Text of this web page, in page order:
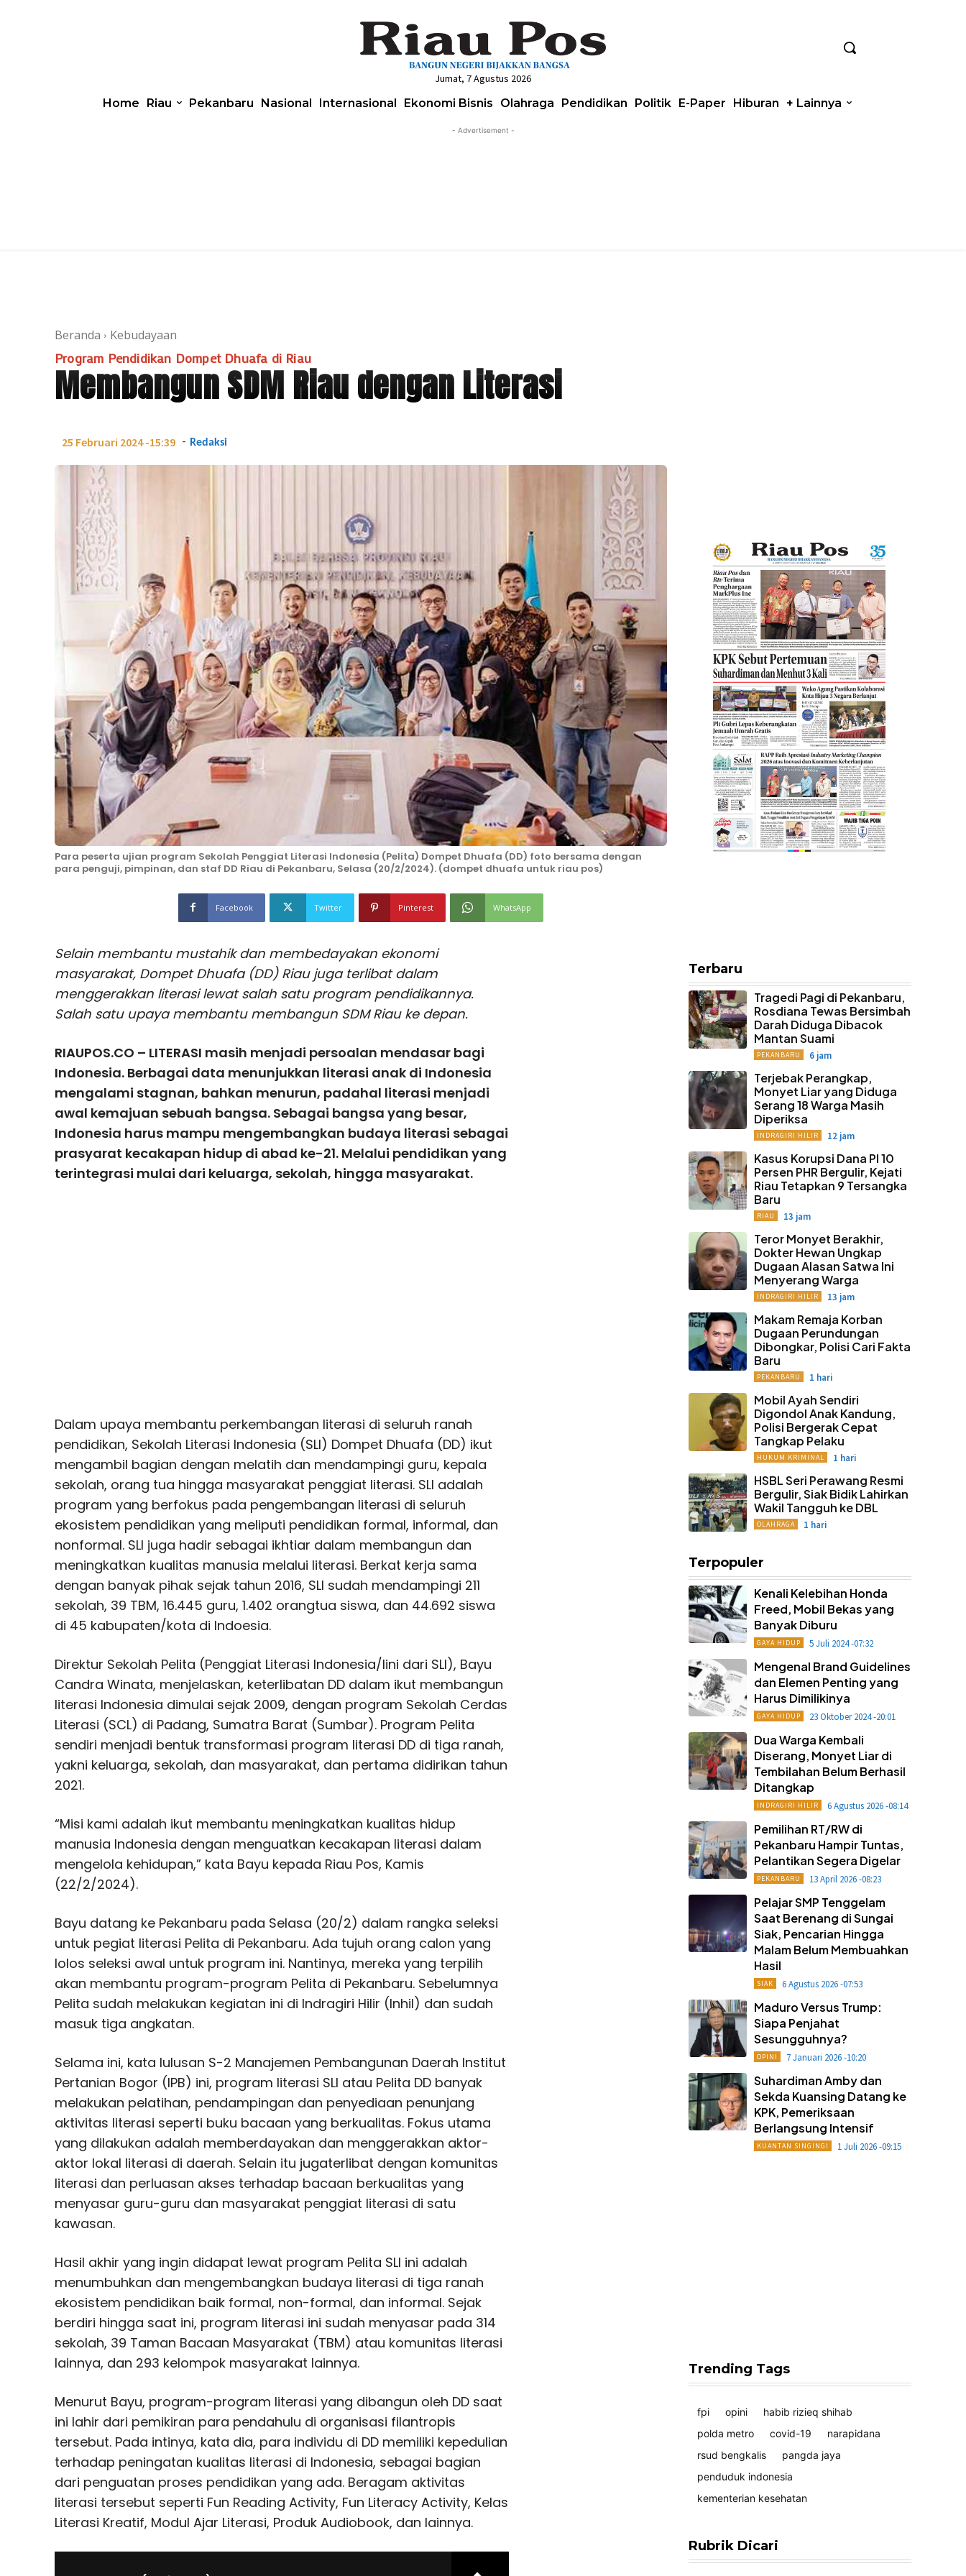
Jumat, 7 Agustus 2026
Home Riau Pekanbaru Nasional Internasional Ekonomi Bisnis Olahraga Pendidikan Politik E-Paper Hiburan + Lainnya
- Advertisement -
Beranda Kebudayaan
Program Pendidikan Dompet Dhuafa di Riau
Membangun SDM Riau dengan Literasi
25 Februari 2024 -15:39 - Redaksi
Para peserta ujian program Sekolah Penggiat Literasi Indonesia (Pelita) Dompet Dhuafa (DD) foto bersama dengan
para penguji, pimpinan, dan staf DD Riau di Pekanbaru, Selasa (20/2/2024). (dompet dhuafa untuk riau pos)
Facebook Twitter Pinterest WhatsApp
Selain membantu mustahik dan membedayakan ekonomi
masyarakat, Dompet Dhuafa (DD) Riau juga terlibat dalam
menggerakkan literasi lewat salah satu program pendidikannya.
Salah satu upaya membantu membangun SDM Riau ke depan.
RIAUPOS.CO – LITERASI masih menjadi persoalan mendasar bagi
Indonesia. Berbagai data menunjukkan literasi anak di Indonesia
mengalami stagnan, bahkan menurun, padahal literasi menjadi
awal kemajuan sebuah bangsa. Sebagai bangsa yang besar,
Indonesia harus mampu mengembangkan budaya literasi sebagai
prasyarat kecakapan hidup di abad ke-21. Melalui pendidikan yang
terintegrasi mulai dari keluarga, sekolah, hingga masyarakat.
Dalam upaya membantu perkembangan literasi di seluruh ranah
pendidikan, Sekolah Literasi Indonesia (SLI) Dompet Dhuafa (DD) ikut
mengambil bagian dengan melatih dan mendampingi guru, kepala
sekolah, orang tua hingga masyarakat penggiat literasi. SLI adalah
program yang berfokus pada pengembangan literasi di seluruh
ekosistem pendidikan yang meliputi pendidikan formal, informal, dan
nonformal. SLI juga hadir sebagai ikhtiar dalam membangun dan
meningkatkan kualitas manusia melalui literasi. Berkat kerja sama
dengan banyak pihak sejak tahun 2016, SLI sudah mendampingi 211
sekolah, 39 TBM, 16.445 guru, 1.402 orangtua siswa, dan 44.692 siswa
di 45 kabupaten/kota di Indoesia.
Direktur Sekolah Pelita (Penggiat Literasi Indonesia/lini dari SLI), Bayu
Candra Winata, menjelaskan, keterlibatan DD dalam ikut membangun
literasi Indonesia dimulai sejak 2009, dengan program Sekolah Cerdas
Literasi (SCL) di Padang, Sumatra Barat (Sumbar). Program Pelita
sendiri menjadi bentuk transformasi program literasi DD di tiga ranah,
yakni keluarga, sekolah, dan masyarakat, dan pertama didirikan tahun
2021.
“Misi kami adalah ikut membantu meningkatkan kualitas hidup
manusia Indonesia dengan menguatkan kecakapan literasi dalam
mengelola kehidupan,” kata Bayu kepada Riau Pos, Kamis
(22/2/2024).
Bayu datang ke Pekanbaru pada Selasa (20/2) dalam rangka seleksi
untuk pegiat literasi Pelita di Pekanbaru. Ada tujuh orang calon yang
lolos seleksi awal untuk program ini. Nantinya, mereka yang terpilih
akan membantu program-program Pelita di Pekanbaru. Sebelumnya
Pelita sudah melakukan kegiatan ini di Indragiri Hilir (Inhil) dan sudah
masuk tiga angkatan.
Selama ini, kata lulusan S-2 Manajemen Pembangunan Daerah Institut
Pertanian Bogor (IPB) ini, program literasi SLI atau Pelita DD banyak
melakukan pelatihan, pendampingan dan penyediaan penunjang
aktivitas literasi seperti buku bacaan yang berkualitas. Fokus utama
yang dilakukan adalah memberdayakan dan menggerakkan aktor-
aktor lokal literasi di daerah. Selain itu jugaterlibat dengan komunitas
literasi dan perluasan akses terhadap bacaan berkualitas yang
menyasar guru-guru dan masyarakat penggiat literasi di satu
kawasan.
Hasil akhir yang ingin didapat lewat program Pelita SLI ini adalah
menumbuhkan dan mengembangkan budaya literasi di tiga ranah
ekosistem pendidikan baik formal, non-formal, dan informal. Sejak
berdiri hingga saat ini, program literasi ini sudah menyasar pada 314
sekolah, 39 Taman Bacaan Masyarakat (TBM) atau komunitas literasi
lainnya, dan 293 kelompok masyarakat lainnya.
Menurut Bayu, program-program literasi yang dibangun oleh DD saat
ini lahir dari pemikiran para pendahulu di organisasi filantropis
tersebut. Pada intinya, kata dia, para individu di DD memiliki kepedulian
terhadap peningatan kualitas literasi di Indonesia, sebagai bagian
dari penguatan proses pendidikan yang ada. Beragam aktivitas
literasi tersebut seperti Fun Reading Activity, Fun Literacy Activity, Kelas
Literasi Kreatif, Modul Ajar Literasi, Produk Audiobook, dan lainnya.
Terbaru
Tragedi Pagi di Pekanbaru,
Rosdiana Tewas Bersimbah
Darah Diduga Dibacok
Mantan Suami
PEKANBARU 6 jam
Terjebak Perangkap,
Monyet Liar yang Diduga
Serang 18 Warga Masih
Diperiksa
INDRAGIRI HILIR 12 jam
Kasus Korupsi Dana PI 10
Persen PHR Bergulir, Kejati
Riau Tetapkan 9 Tersangka
Baru
RIAU 13 jam
Teror Monyet Berakhir,
Dokter Hewan Ungkap
Dugaan Alasan Satwa Ini
Menyerang Warga
INDRAGIRI HILIR 13 jam
Makam Remaja Korban
Dugaan Perundungan
Dibongkar, Polisi Cari Fakta
Baru
PEKANBARU 1 hari
Mobil Ayah Sendiri
Digondol Anak Kandung,
Polisi Bergerak Cepat
Tangkap Pelaku
HUKUM KRIMINAL 1 hari
HSBL Seri Perawang Resmi
Bergulir, Siak Bidik Lahirkan
Wakil Tangguh ke DBL
OLAHRAGA 1 hari
Terpopuler
Kenali Kelebihan Honda
Freed, Mobil Bekas yang
Banyak Diburu
GAYA HIDUP 5 Juli 2024 -07:32
Mengenal Brand Guidelines
dan Elemen Penting yang
Harus Dimilikinya
GAYA HIDUP 23 Oktober 2024 -20:01
Dua Warga Kembali
Diserang, Monyet Liar di
Tembilahan Belum Berhasil
Ditangkap
INDRAGIRI HILIR 6 Agustus 2026 -08:14
Pemilihan RT/RW di
Pekanbaru Hampir Tuntas,
Pelantikan Segera Digelar
PEKANBARU 13 April 2026 -08:23
Pelajar SMP Tenggelam
Saat Berenang di Sungai
Siak, Pencarian Hingga
Malam Belum Membuahkan
Hasil
SIAK 6 Agustus 2026 -07:53
Maduro Versus Trump:
Siapa Penjahat
Sesungguhnya?
OPINI 7 Januari 2026 -10:20
Suhardiman Amby dan
Sekda Kuansing Datang ke
KPK, Pemeriksaan
Berlangsung Intensif
KUANTAN SINGINGI 1 Juli 2026 -09:15
Trending Tags
fpi opini
habib rizieq shihab
polda metro
covid-19
narapidana
rsud bengkalis
pangda jaya
penduduk indonesia
kementerian kesehatan
Rubrik Dicari